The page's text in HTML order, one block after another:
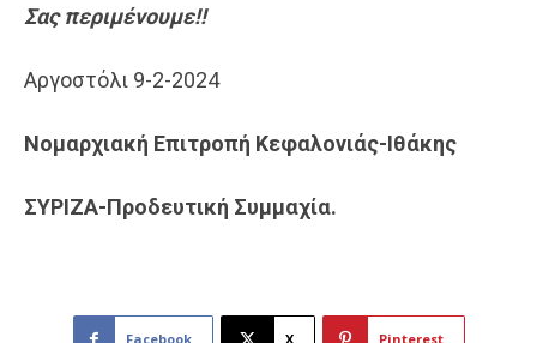
Σας περιμένουμε!!
Αργοστόλι 9-2-2024
Νομαρχιακή Επιτροπή Κεφαλονιάς-Ιθάκης
ΣΥΡΙΖΑ-Προδευτική Συμμαχία.
Facebook X Pinterest